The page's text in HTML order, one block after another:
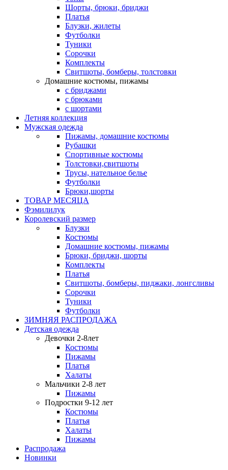
Шорты, брюки, бриджи
Платья
Блузки, жилеты
Футболки
Туники
Сорочки
Комплекты
Свитшоты, бомберы, толстовки
Домашние костюмы, пижамы
с бриджами
с брюками
с шортами
Летняя коллекция
Мужская одежда
Пижамы, домашние костюмы
Рубашки
Спортивные костюмы
Толстовки,свитшоты
Трусы, нательное белье
Футболки
Брюки,шорты
ТОВАР МЕСЯЦА
Фэмилилук
Королевский размер
Блузки
Костюмы
Домашние костюмы, пижамы
Брюки, бриджи, шорты
Комплекты
Платья
Свитшоты, бомберы, пиджаки, лонгсливы
Сорочки
Туники
Футболки
ЗИМНЯЯ РАСПРОДАЖА
Детская одежда
Девочки 2-8лет
Костюмы
Пижамы
Платья
Халаты
Мальчики 2-8 лет
Пижамы
Подростки 9-12 лет
Костюмы
Платья
Халаты
Пижамы
Распродажа
Новинки